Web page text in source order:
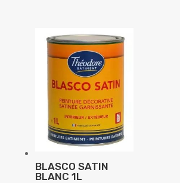
BLASCO SATIN
BLANC 1L